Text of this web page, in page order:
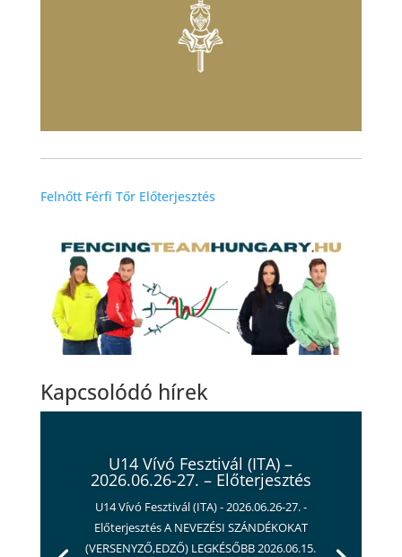
Felnőtt Férfi Tőr Előterjesztés
Kapcsolódó hírek
U14 Vívó Fesztivál (ITA) –
2026.06.26-27. – Előterjesztés
U14 Vívó Fesztivál (ITA) - 2026.06.26-27. -
Előterjesztés A NEVEZÉSI SZÁNDÉKOKAT
(VERSENYZŐ,EDZŐ) LEGKÉSŐBB 2026.06.15.